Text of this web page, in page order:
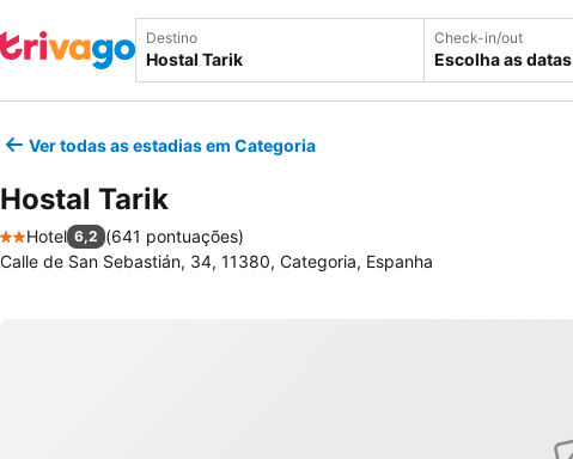
Destino Check-in/out
Escolha as datas
Ver todas as estadias em Categoria
Hostal Tarik
2 Estrelas
Hotel 6,2 (641 pontuações)
Calle de San Sebastián, 34, 11380, Categoria, Espanha